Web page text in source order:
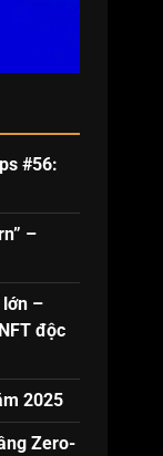
#56:
–
lớn –
độc
2025
Zero-